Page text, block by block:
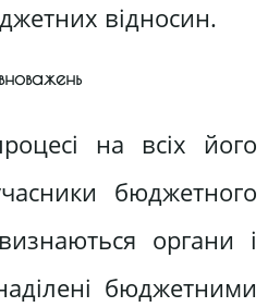
відносин.
на всіх його
бюджетного
органи і
бюджетними